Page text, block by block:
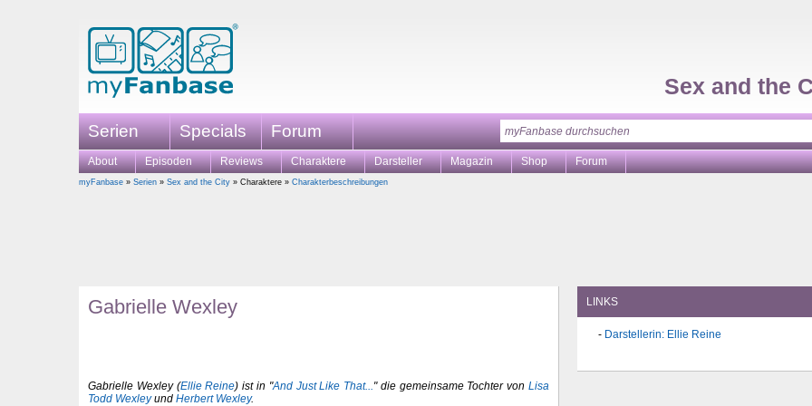
Sex and the
Serien Specials Forum
About Episoden Reviews Charaktere Darsteller Magazin Shop Forum
myFanbase » Serien » Sex and the City » Charaktere » Charakterbeschreibungen
Gabrielle Wexley
Gabrielle Wexley (Ellie Reine) ist in "And Just Like That..." die gemeinsame Tochter vonLisa
Todd Wexleyund Herbert Wexley.
LINKS
Darstellerin: Ellie Reine